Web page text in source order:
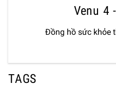
Venu 4
Đồng hồ sức khỏe
TAGS